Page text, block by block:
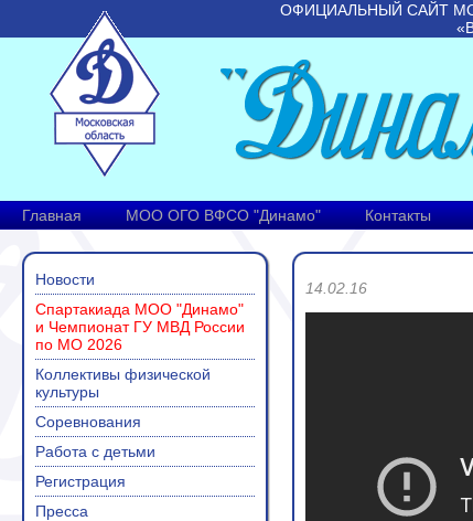
ОФИЦИАЛЬНЫЙ САЙТ
Главная МОО ОГО ВФСО "Динамо" Контакты
Новости
Спартакиада МОО "Динамо"
и Чемпионат ГУ МВД России
по МО 2026
Коллективы физической
культуры
Соревнования
Работа с детьми
Регистрация
Пресса
14.02.16